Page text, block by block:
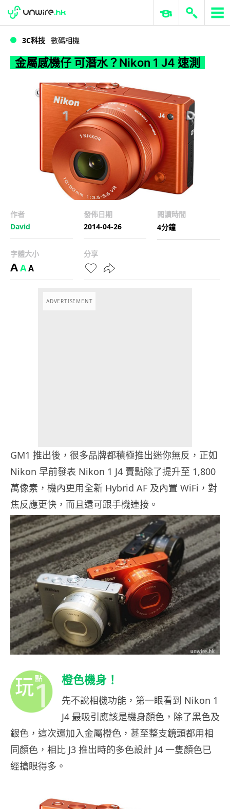
金屬感機仔 可潛水？Nikon 1 J4 速測
WWDC 2026 ERP 與商業 AI
3C科技 數碼相機
金屬感機仔 可潛水？Nikon 1 J4 速測
作者
David
發佈日期
2014-04-26
閱讀時間
4分鐘
字體大小
AAA
分享
ADVERTISEMENT
GM1 推出後，很多品牌都積極推出迷你無反，正如
Nikon 早前發表 Nikon 1 J4 賣點除了提升至 1,800
萬像素，機內更用全新 Hybrid AF 及內置 WiFi，對
焦反應更快，而且還可跟手機連接。
橙色機身！
先不說相機功能，第一眼看到 Nikon 1
J4 最吸引應該是機身顏色，除了黑色及
銀色，這次還加入金屬橙色，甚至整支鏡頭都用相
同顏色，相比 J3 推出時的多色設計 J4 一隻顏色已
經搶眼得多。